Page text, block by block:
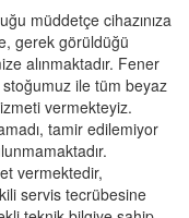
müddetçe cihazınıza
gerek görüldüğü
alınmaktadır. Fener
ile tüm beyaz
vermekteyiz.
tamir edilemiyor
vermektedir,
servis tecrübesine